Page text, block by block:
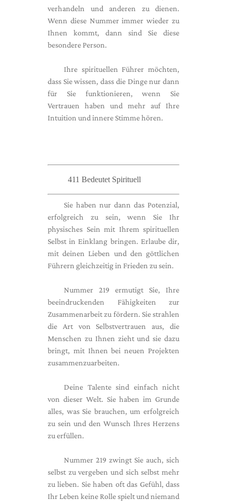
verhandeln und anderen zu dienen.
Wenn diese Nummer immer wieder zu
Ihnen kommt, dann sind Sie diese
besondere Person.
Ihre spirituellen Führer möchten,
dass Sie wissen, dass die Dinge nur dann
für Sie funktionieren, wenn Sie
Vertrauen haben und mehr auf Ihre
Intuition und innere Stimme hören.
411 Bedeutet Spirituell
Sie haben nur dann das Potenzial,
erfolgreich zu sein, wenn Sie Ihr
physisches Sein mit Ihrem spirituellen
Selbst in Einklang bringen. Erlaube dir,
mit deinen Lieben und den göttlichen
Führern gleichzeitig in Frieden zu sein.
Nummer 219 ermutigt Sie, Ihre
beeindruckenden Fähigkeiten zur
Zusammenarbeit zu fördern. Sie strahlen
die Art von Selbstvertrauen aus, die
Menschen zu Ihnen zieht und sie dazu
bringt, mit Ihnen bei neuen Projekten
zusammenzuarbeiten.
Deine Talente sind einfach nicht
von dieser Welt. Sie haben im Grunde
alles, was Sie brauchen, um erfolgreich
zu sein und den Wunsch Ihres Herzens
zu erfüllen.
Nummer 219 zwingt Sie auch, sich
selbst zu vergeben und sich selbst mehr
zu lieben. Sie haben oft das Gefühl, dass
Ihr Leben keine Rolle spielt und niemand